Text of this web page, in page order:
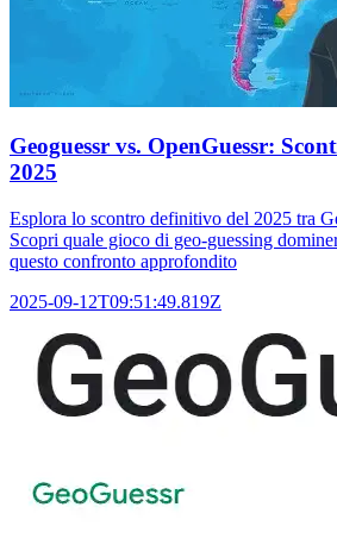
Geoguessr vs. OpenGuessr:
2025
Esplora lo scontro definitivo del 2025 tra
Scopri quale gioco di geo-guessing
questo confronto approfondito
2025-09-12T09:51:49.819Z